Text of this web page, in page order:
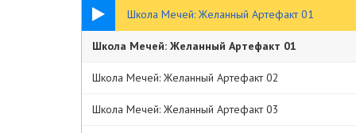
Школа Мечей: Желанный Артефакт 01
42:06
Школа Мечей: Желанный Артефакт 01
Школа Мечей: Желанный Артефакт 02
Школа Мечей: Желанный Артефакт 03